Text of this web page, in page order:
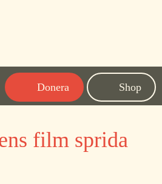
Donera Shop
film sprida